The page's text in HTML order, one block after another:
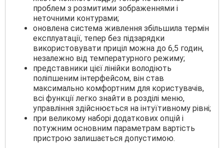
проблем з розмитими зображеннями і
неточними контурами;
оновлена система живлення збільшила термін
експлуатації, тепер без підзарядки
використовувати приціл можна до 6,5 годин,
незалежно від температурного режиму;
представники цієї лінійки володіють
поліпшеним інтерфейсом, він став
максимально комфортним для користувачів,
всі функції легко знайти в розділі меню,
управління здійснюється на інтуїтивному рівні;
при великому наборі додаткових опцій і
потужним основним параметрам вартість
пристрою залишається допустимою.